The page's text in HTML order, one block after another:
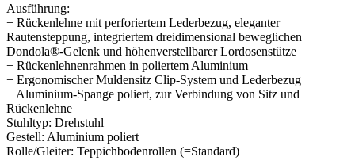
Ausführung:
+ Rückenlehne mit perforiertem Lederbezug, eleganter
Rautensteppung, integriertem dreidimensional beweglichen
Dondola®-Gelenk und höhenverstellbarer Lordosenstütze
+ Rückenlehnenrahmen in poliertem Aluminium
+ Ergonomischer Muldensitz Clip-System und Lederbezug
+ Aluminium-Spange poliert, zur Verbindung von Sitz und
Rückenlehne
Stuhltyp: Drehstuhl
Gestell: Aluminium poliert
Rolle/Gleiter: Teppichbodenrollen (=Standard)